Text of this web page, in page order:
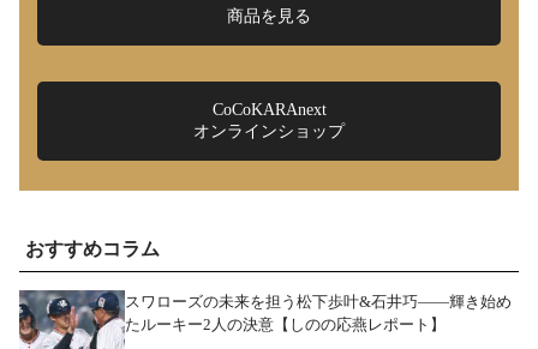
商品を見る
CoCoKARAnext
オンラインショップ
おすすめコラム
スワローズの未来を担う松下歩叶&石井巧――輝き始め
たルーキー2人の決意【しのの応燕レポート】